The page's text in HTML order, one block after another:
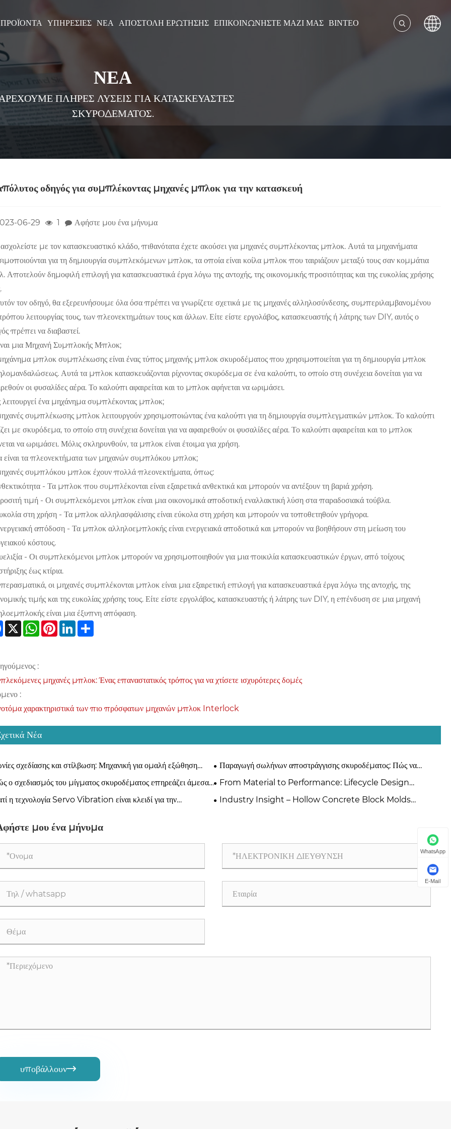
ΠΡΟΪΌΝΤΑ ΥΠΗΡΕΣΊΕΣ ΝΈΑ ΑΠΟΣΤΟΛΉ ΕΡΏΤΗΣΗΣ ΕΠΙΚΟΙΝΩΝΉΣΤΕ ΜΑΖΊ ΜΑΣ ΒΊΝΤΕΟ
ΝΕΑ
ΠΛΗΡΕΣ ΛΥΣΕΙΣ ΓΙΑ ΚΑΤΑΣΚΕΥΑΣΤΕΣ
ΣΚΥΡΟΔΕΜΑΤΟΣ.
οδηγός για συμπλέκοντας μηχανές μπλοκ για την κατασκευή
06-29 1 Αφήστε μου ένα μήνυμα
με τον κατασκευαστικό κλάδο, πιθανότατα έχετε ακούσει για μηχανές συμπλέκοντας μπλοκ. Αυτά τα μηχανήματα
για τη δημιουργία συμπλεκόμενων μπλοκ, τα οποία είναι κοίλα μπλοκ που ταιριάζουν μεταξύ τους σαν κομμάτια
Αποτελούν δημοφιλή επιλογή για κατασκευαστικά έργα λόγω της αντοχής, της οικονομικής προσιτότητας και της ευκολίας χρήσης
τον οδηγό, θα εξερευνήσουμε όλα όσα πρέπει να γνωρίζετε σχετικά με τις μηχανές αλληλοσύνδεσης, συμπεριλαμβανομένου
λειτουργίας τους, των πλεονεκτημάτων τους και άλλων. Είτε είστε εργολάβος, κατασκευαστής ή λάτρης των DIY, αυτός ο
πρέπει να διαβαστεί.
μια Μηχανή Συμπλοκής Μπλοκ;
μπλοκ συμπλέκωσης είναι ένας τύπος μηχανής μπλοκ σκυροδέματος που χρησιμοποιείται για τη δημιουργία μπλοκ
Αυτά τα μπλοκ κατασκευάζονται ρίχνοντας σκυρόδεμα σε ένα καλούπι, το οποίο στη συνέχεια δονείται για να
οι φυσαλίδες αέρα. Το καλούπι αφαιρείται και το μπλοκ αφήνεται να ωριμάσει.
ένα μηχάνημα συμπλέκοντας μπλοκ;
συμπλέκωσης μπλοκ λειτουργούν χρησιμοποιώντας ένα καλούπι για τη δημιουργία συμπλεγματικών μπλοκ. Το καλούπι
με σκυρόδεμα, το οποίο στη συνέχεια δονείται για να αφαιρεθούν οι φυσαλίδες αέρα. Το καλούπι αφαιρείται και το μπλοκ
να ωριμάσει. Μόλις σκληρυνθούν, τα μπλοκ είναι έτοιμα για χρήση.
είναι τα πλεονεκτήματα των μηχανών συμπλόκου μπλοκ;
συμπλόκου μπλοκ έχουν πολλά πλεονεκτήματα, όπως:
- Τα μπλοκ που συμπλέκονται είναι εξαιρετικά ανθεκτικά και μπορούν να αντέξουν τη βαριά χρήση.
τιμή - Οι συμπλεκόμενοι μπλοκ είναι μια οικονομικά αποδοτική εναλλακτική λύση στα παραδοσιακά τούβλα.
στη χρήση - Τα μπλοκ αλληλασφάλισης είναι εύκολα στη χρήση και μπορούν να τοποθετηθούν γρήγορα.
απόδοση - Τα μπλοκ αλληλοεμπλοκής είναι ενεργειακά αποδοτικά και μπορούν να βοηθήσουν στη μείωση του
κόστους.
- Οι συμπλεκόμενοι μπλοκ μπορούν να χρησιμοποιηθούν για μια ποικιλία κατασκευαστικών έργων, από τοίχους
έως κτίρια.
οι μηχανές συμπλέκονται μπλοκ είναι μια εξαιρετική επιλογή για κατασκευαστικά έργα λόγω της αντοχής, της
τιμής και της ευκολίας χρήσης τους. Είτε είστε εργολάβος, κατασκευαστής ή λάτρης των DIY, η επένδυση σε μια μηχανή
είναι μια έξυπνη απόφαση.
Facebook
X WhatsApp
PinterestLinkedIn
:
μηχανές μπλοκ: Ένας επαναστατικός τρόπος για να χτίσετε ισχυρότερες δομές
:
χαρακτηριστικά των πιο πρόσφατων μηχανών μπλοκ Interlock
Νέα
σχεδίασης και στίλβωση: Μηχανική για ομαλή εξώθηση
Παραγωγή σωλήνων αποστράγγισης σκυροδέματος: Πώς να
επιλέξετε μεταξύ μεθόδων εξώθησης και ανάρτησης κυλίνδρων;
ο σχεδιασμός του μίγματος σκυροδέματος επηρεάζει άμεσα
επιλογή υλικού καλουπιού
From Material to Performance: Lifecycle Design
Principles for High-Quality Concrete Steel Moulds
η τεχνολογία Servo Vibration είναι κλειδί για την
Industry Insight – Hollow Concrete Block Molds
μου ένα μήνυμα
υποβάλλουν
WhatsApp
E-Mail